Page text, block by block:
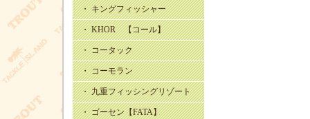
・ キングフィッシャー
・ KHOR 【コール】
・ コータック
・ コーモラン
・ 九重フィッシングリゾート
・ ゴーセン【FATA】